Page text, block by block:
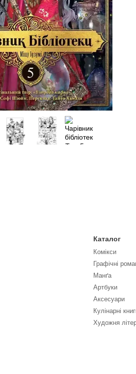
Каталог
Комікси
Графічні
Манґа
Артбуки
Аксесуари
Кулінарні
Художня